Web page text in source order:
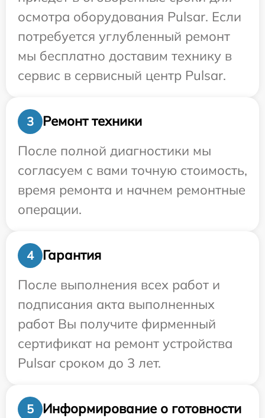
осмотра оборудования Pulsar. Если
потребуется углубленный ремонт
мы бесплатно доставим технику в
сервис в сервисный центр Pulsar.
3
Ремонт техники
После полной диагностики мы
согласуем с вами точную стоимость,
время ремонта и начнем ремонтные
операции.
4
Гарантия
После выполнения всех работ и
подписания акта выполненных
работ Вы получите фирменный
сертификат на ремонт устройства
Pulsar сроком до 3 лет.
5
Информирование о готовности